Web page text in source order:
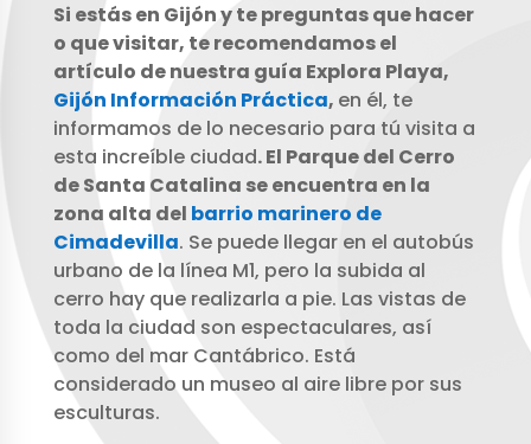
Si estás en Gijón y te preguntas que hacer
o que visitar, te recomendamos el
artículo de nuestra guía Explora Playa,
Gijón Información Práctica, en él, te
informamos de lo necesario para tú visita a
esta increíble ciudad. El Parque del Cerro
de Santa Catalina se encuentra en la
zona alta del barrio marinero de
Cimadevilla. Se puede llegar en el autobús
urbano de la línea M1, pero la subida al
cerro hay que realizarla a pie. Las vistas de
toda la ciudad son espectaculares, así
como del mar Cantábrico. Está
considerado un museo al aire libre por sus
esculturas.